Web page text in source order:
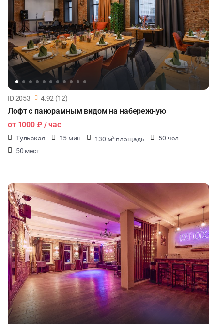
ID 2053 4.92 (12)
Лофт с панорамным видом на набережную
от 1000 ₽/ час
Тульская 15 мин 130 м2 площадь
50 чел
50 мест